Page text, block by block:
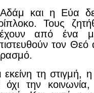
και η Εύα
Τους
από ένα
τον
εκείνη τη στιγμή,
όχι την